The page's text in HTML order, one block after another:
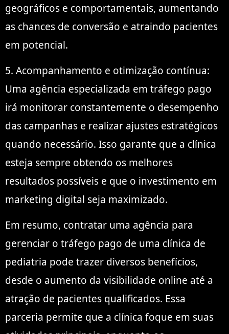
geográficos e comportamentais, aumentando
as chances de conversão e atraindo pacientes
em potencial.
5. Acompanhamento e otimização contínua:
Uma agência especializada em tráfego pago
irá monitorar constantemente o desempenho
das campanhas e realizar ajustes estratégicos
quando necessário. Isso garante que a clínica
esteja sempre obtendo os melhores
resultados possíveis e que o investimento em
marketing digital seja maximizado.
Em resumo, contratar uma agência para
gerenciar o tráfego pago de uma clínica de
pediatria pode trazer diversos benefícios,
desde o aumento da visibilidade online até a
atração de pacientes qualificados. Essa
parceria permite que a clínica foque em suas